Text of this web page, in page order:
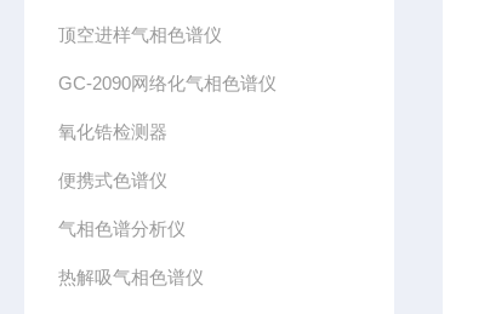
顶空进样气相色谱仪
GC-2090网络化气相色谱仪
氧化锆检测器
便携式色谱仪
气相色谱分析仪
热解吸气相色谱仪